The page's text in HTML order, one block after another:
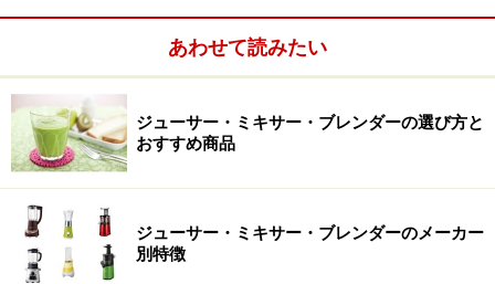
いとのこと。これは、高速回転だとたくさんの空気が混
入するのに対し、低速回転は空気の混入が少ないためで
例えば、酸化しやすいリンゴジュースの絞りたての色を
比べると、低速の方がリンゴ本来の色を維持しやすいそ
う。また、トマトジュースは時間が経つと、空気を多く
含む高速で作った方は果肉と水分が分離してしまうそう
です。発表会の会場では、これらのジュースを実際に見
あわせて読みたい
ジューサー・ミキサー・ブレンダーの選び方と
おすすめ商品
ジューサー・ミキサー・ブレンダーのメーカー
別特徴